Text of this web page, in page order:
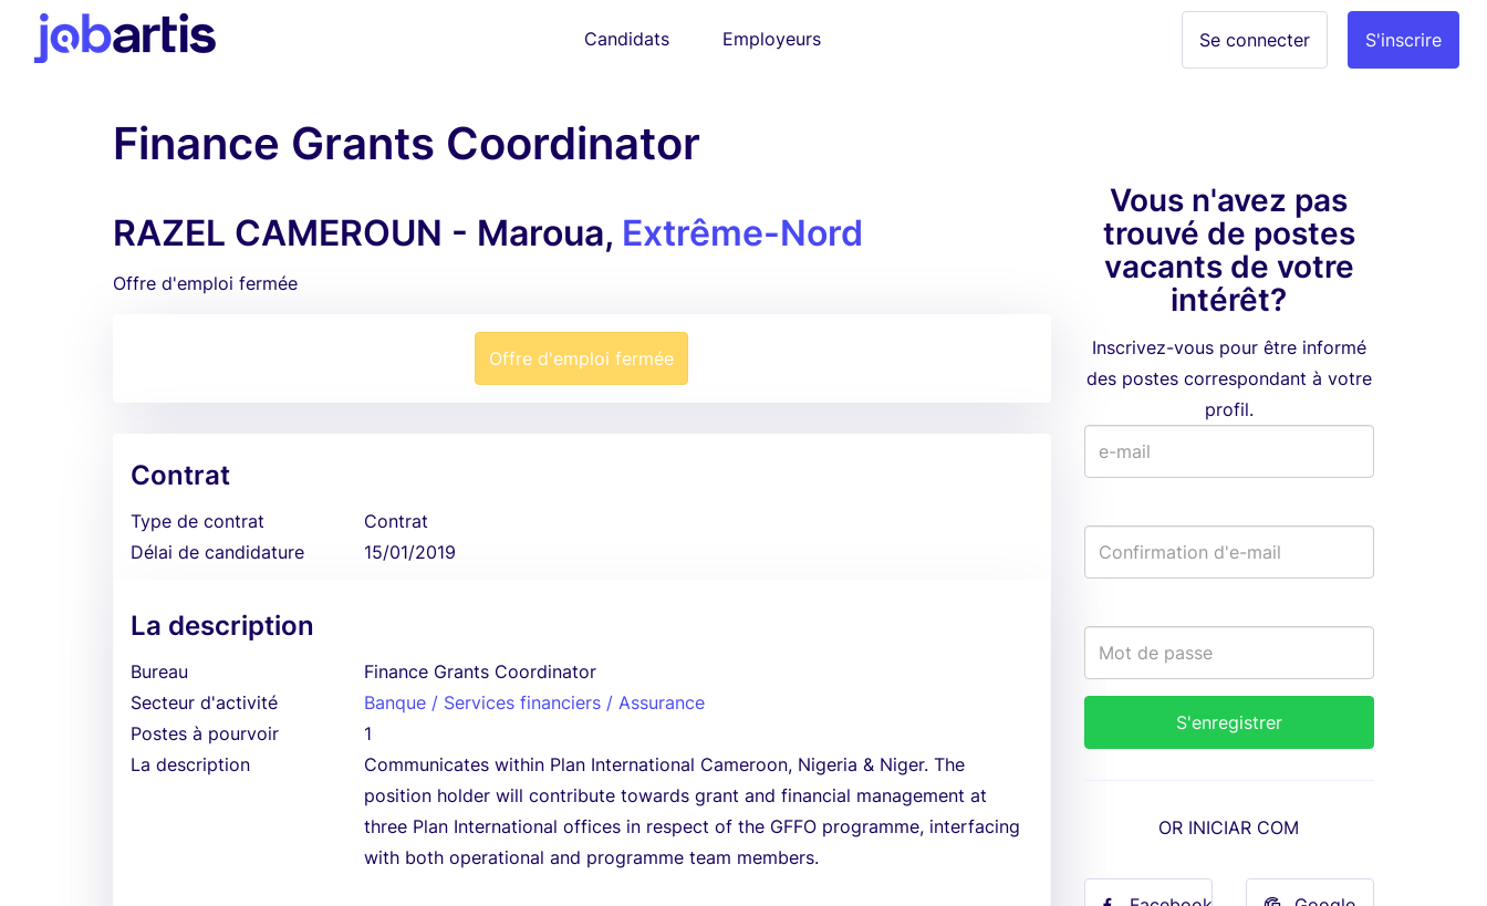
Candidats Employeurs S'inscrire
Se connecter
Finance Grants Coordinator
RAZEL CAMEROUN - Maroua, Extrême-Nord
Offre d'emploi fermée
Offre d'emploi fermée
Contrat
Type de contrat
Contrat
Délai de candidature
15/01/2019
La description
Bureau
Finance Grants Coordinator
Secteur d'activité
Banque / Services financiers / Assurance
Postes à pourvoir
1
La description
Communicates within Plan International Cameroon, Nigeria & Niger. The
position holder will contribute towards grant and financial management at
three Plan International offices in respect of the GFFO programme, interfacing
with both operational and programme team members.
Vous n'avez pas
trouvé de postes
vacants de votre
intérêt?
Inscrivez-vous pour être informé
des postes correspondant à votre
profil.
OR INICIAR COM